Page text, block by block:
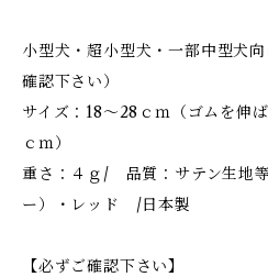
小型犬・超小型犬・一部中型犬
確認下さい）
サイズ：18～28ｃｍ（ゴムを伸
ｃｍ）
重さ：４ｇ/ 品質：サテン生地
ー）・レッド /日本製
【必ずご確認下さい】